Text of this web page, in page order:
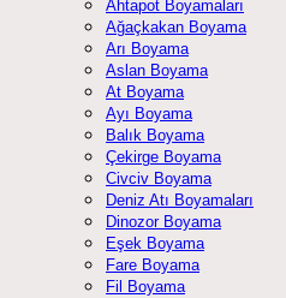
Ahtapot Boyamaları
Ağaçkakan Boyama
Arı Boyama
Aslan Boyama
At Boyama
Ayı Boyama
Balık Boyama
Çekirge Boyama
Civciv Boyama
Deniz Atı Boyamaları
Dinozor Boyama
Eşek Boyama
Fare Boyama
Fil Boyama